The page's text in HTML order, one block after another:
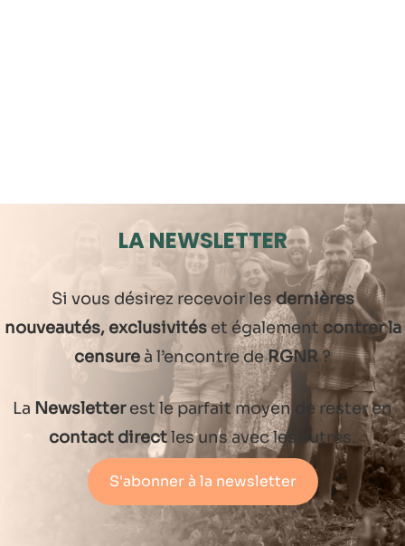
LA NEWSLETTER
Si vous désirez recevoir lesdernières
nouveautés, exclusivitéset également contrer la
censureà l’encontre deRGNR?
La Newsletterest le parfait moyen de rester en
contact directles uns avec les autres.
S'abonner à la newsletter